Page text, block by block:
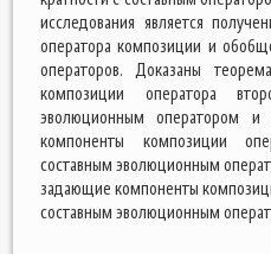
исследования является
оператора композиции и
операторов. Доказаны
композиции оператора
эволюционным оператором
компоненты композиции
составным эволюционным
задающие компоненты
составным эволюционным